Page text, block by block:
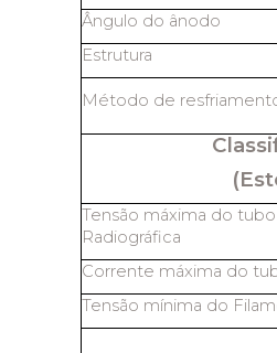
Ângulo do ânodo
Estrutura
Método de
Tensão máxima do
Radiográfica
Corrente máxima do
Tensão mínima do